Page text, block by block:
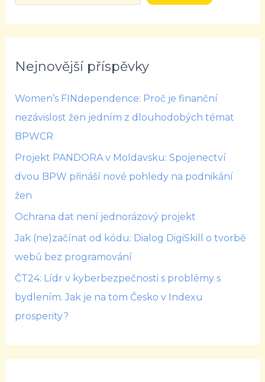
Nejnovější příspěvky
Women’s FINdependence: Proč je finanční
nezávislost žen jedním z dlouhodobých témat
BPWCR
Projekt PANDORA v Moldavsku: Spojenectví
dvou BPW přináší nové pohledy na podnikání
žen
Ochrana dat není jednorázový projekt
Jak (ne)začínat od kódu: Dialog DigiSkill o tvorbě
webů bez programování
ČT24: Lídr v kyberbezpečnosti s problémy s
bydlením. Jak je na tom Česko v Indexu
prosperity?